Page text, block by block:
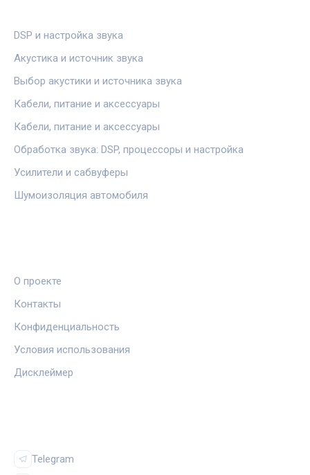
DSP и настройка звука
Акустика и источник звука
Выбор акустики и источника звука
Кабели, питание и аксессуары
Кабели, питание и аксессуары
Обработка звука: DSP, процессоры и настройка
Усилители и сабвуферы
Шумоизоляция автомобиля
О проекте
Контакты
Конфиденциальность
Условия использования
Дисклеймер
Telegram